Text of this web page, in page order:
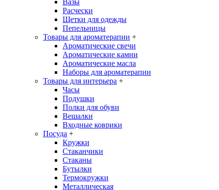
Вазы
Расчески
Щетки для одежды
Пепельницы
Товары для ароматерапии +
Ароматические свечи
Ароматические камни
Ароматические масла
Наборы для ароматерапии
Товары для интерьера +
Часы
Подушки
Полки для обуви
Вешалки
Входные коврики
Посуда +
Кружки
Стаканчики
Стаканы
Бутылки
Термокружки
Металлическая